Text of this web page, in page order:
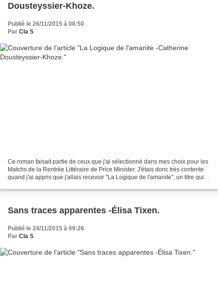
Dousteyssier-Khoze.
Publié le 26/11/2015 à 08:50
Par Cla S
Ce roman faisait partie de ceux que j'ai sélectionné dans mes choix pour les
Matchs de la Rentrée Littéraire de Price Minister. J'étais donc très contente
quand j'ai appris que j'allais recevoir "La Logique de l'amanite", un titre qui a
Sans traces apparentes -Élisa Tixen.
Publié le 24/11/2015 à 09:26
Par Cla S